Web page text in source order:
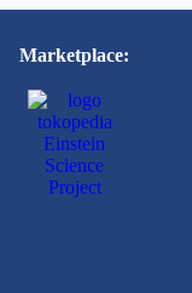
Marketplace: